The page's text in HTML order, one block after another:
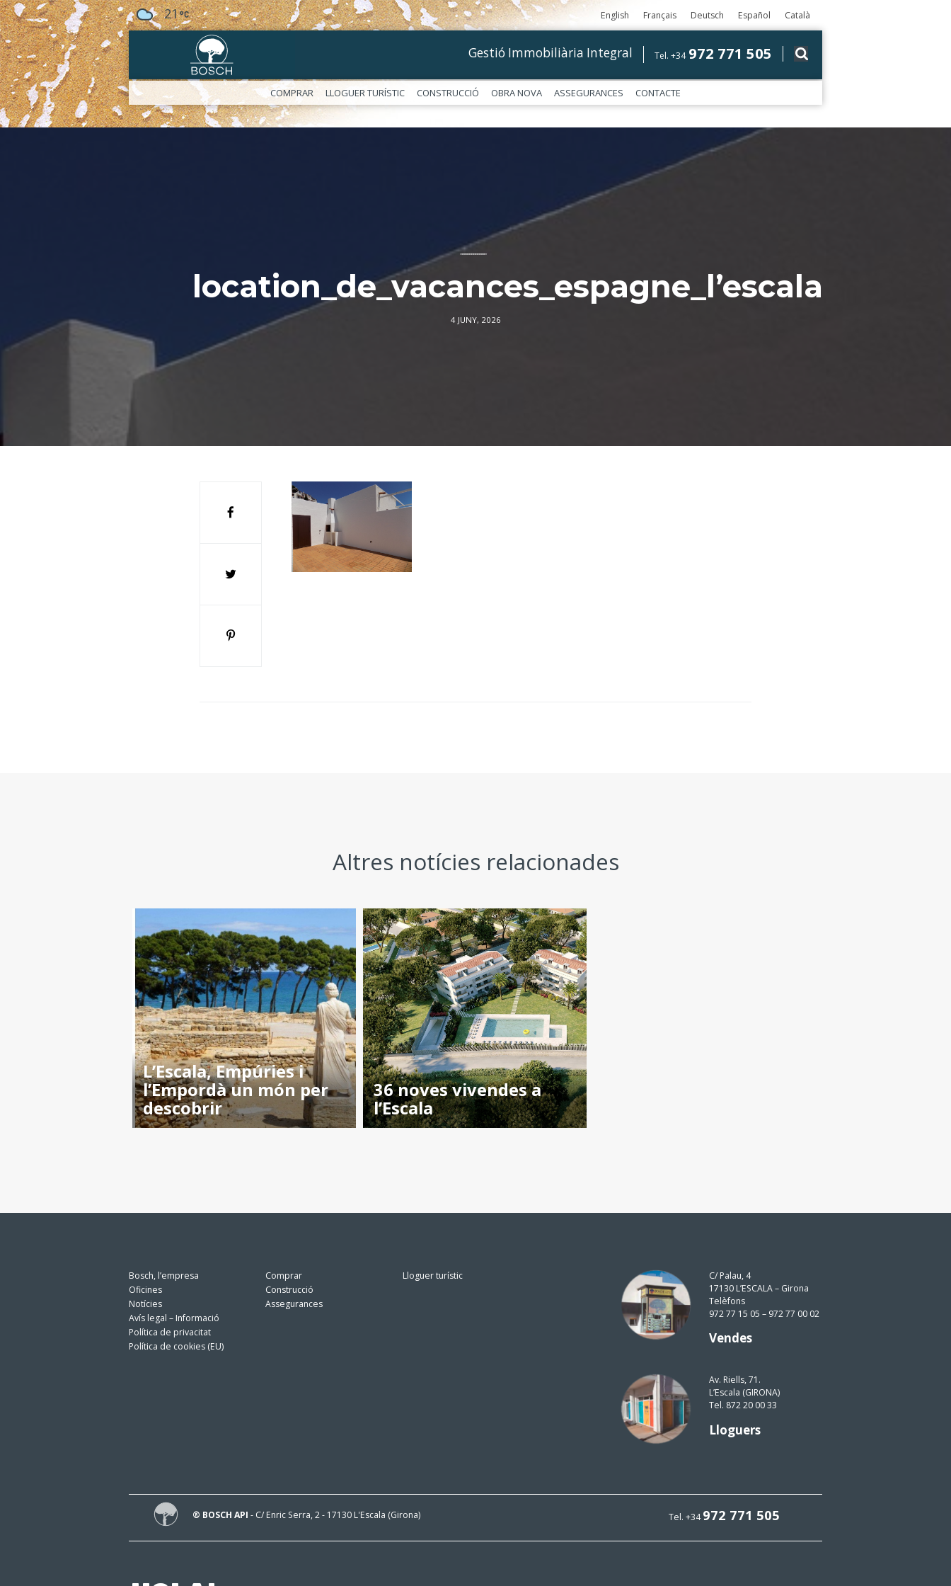
21 English Français Deutsch Español Català
Tel. +34 972 771 505
Gestió Immobiliària Integral
COMPRAR LLOGUER TURÍSTIC CONSTRUCCIÓ OBRA NOVA ASSEGURANCES CONTACTE
––––––––––––
location_de_vacances_espagne_l’escala
4 JUNY, 2026
Altres notícies relacionades
L’Escala, Empúries i
l’Empordà un món per
descobrir
36 noves vivendes a
l’Escala
Bosch, l’empresa
Oficines
Notícies
Avís legal – Informació
Política de privacitat
Política de cookies (EU)
Comprar
Construcció
Assegurances
Lloguer turístic
C/ Palau, 4
17130 L’ESCALA – Girona
Telèfons
972 77 15 05 – 972 77 00 02
Vendes
Av. Riells, 71.
L’Escala (GIRONA)
Tel. 872 20 00 33
Lloguers
Tel. +34972 771 505
® BOSCH API - C/ Enric Serra, 2 - 17130 L'Escala (Girona)